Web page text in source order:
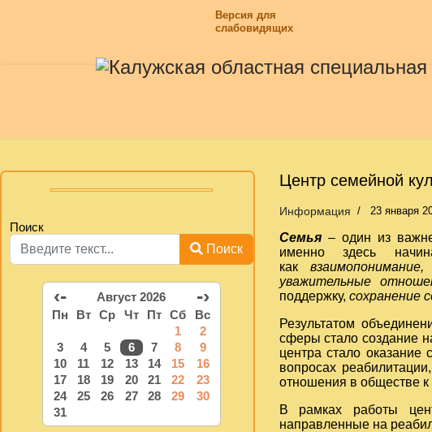
Версия для
слабовидящих
Поиск
Поиск
‹- Август 2026 -›
Пн Вт Ср Чт Пт Сб
Вс
1
2
3
4 5 6 7 8
9
10
11 12 13 14 15
16
17
18 19 20 21 22
23
24
25 26 27 28 29
30
31
Центр семейной
Информация 23 января
Семья– один из
именно здесь
как взаимопонимание,
уважительные
поддержку, сохранение
Результатом
сферы стало создание
центра стало
вопросах
отношения в обществе
В рамках работы
направленные на